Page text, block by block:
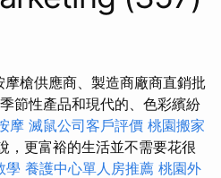
槍供應商、製造商廠商直銷批
節性產品和現代的、色彩繽紛
摩 滅鼠公司客戶評價 桃園搬家
，更富裕的生活並不需要花很
學 養護中心單人房推薦 桃園外